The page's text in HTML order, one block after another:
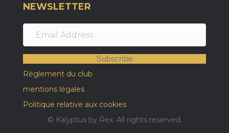
NEWSLETTER
Subscribe
Règlement du club
mentions légales
Politique relative aux cookies
© Kalyptus by Rex. All rights reserved.